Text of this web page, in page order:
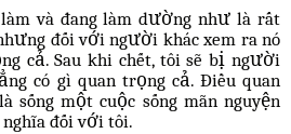
và đang làm dường như là rất
đối với người khác xem ra nó
cả. Sau khi chết, tôi sẽ bị người
có gì quan trọng cả. Điều quan
một cuộc sống mãn nguyện
nghĩa đối với tôi.